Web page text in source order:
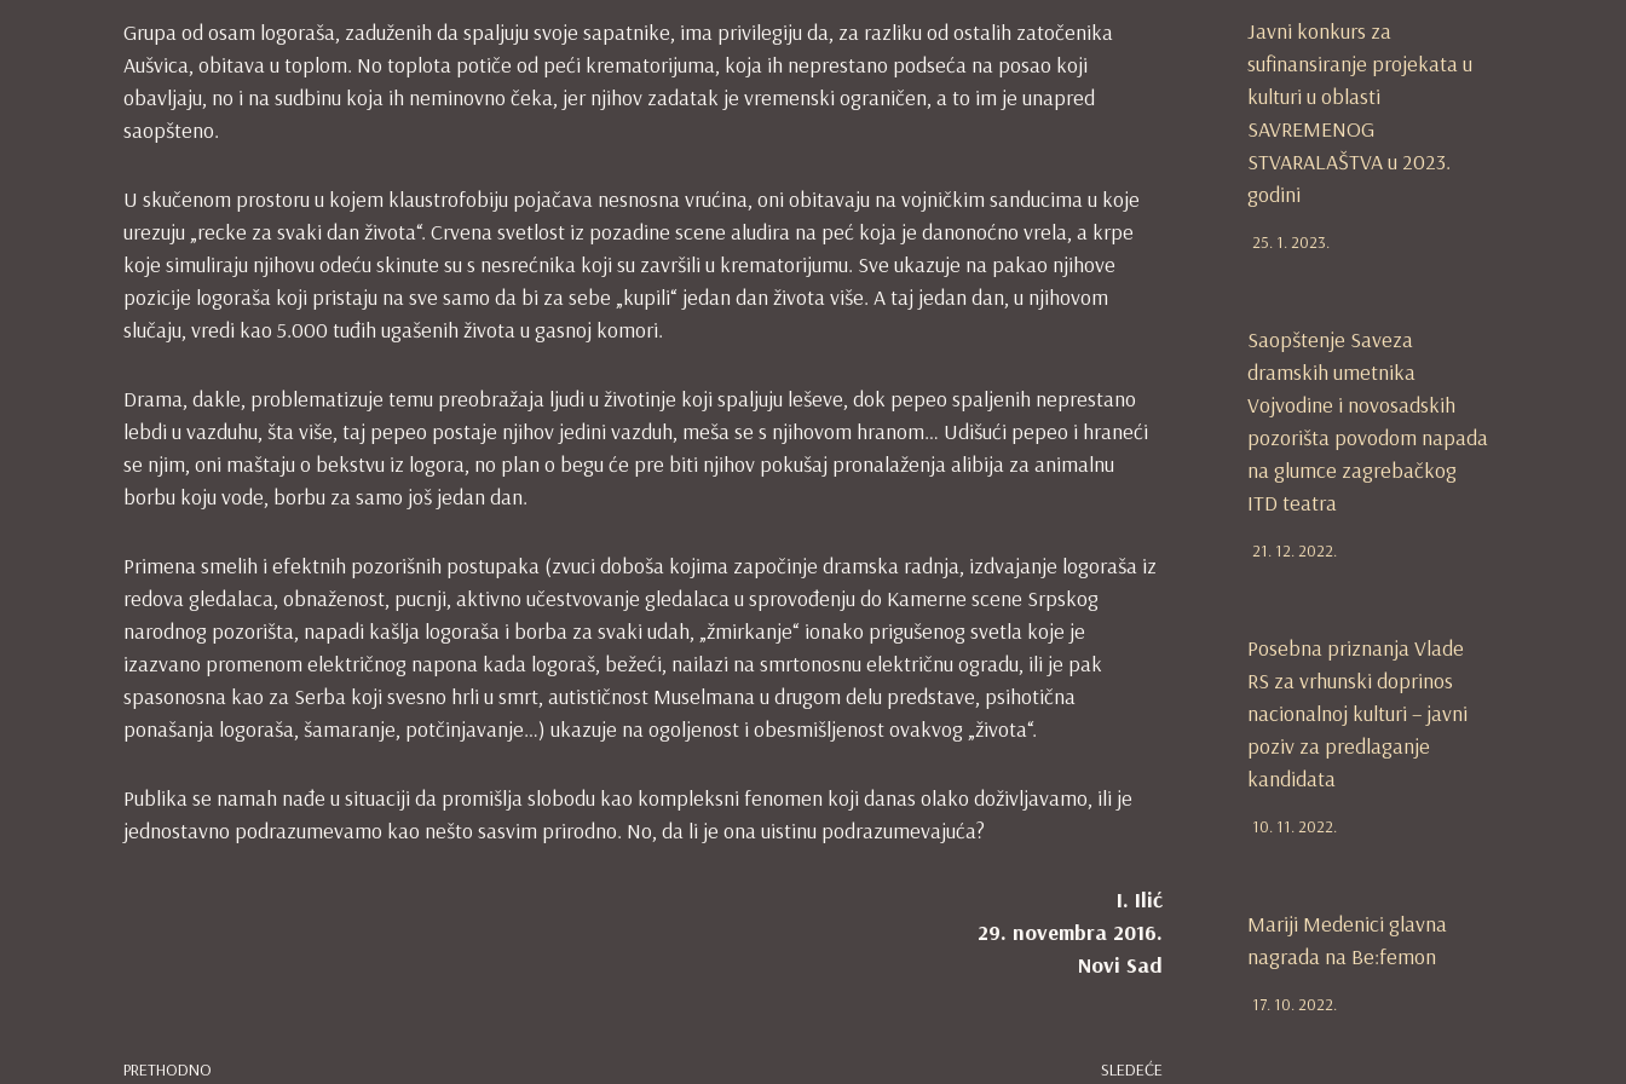
Grupa od osam logoraša, zaduženih da spaljuju svoje sapatnike, ima privilegiju da, za razliku od ostalih zatočenika
Aušvica, obitava u toplom. No toplota potiče od peći krematorijuma, koja ih neprestano podseća na posao koji
obavljaju, no i na sudbinu koja ih neminovno čeka, jer njihov zadatak je vremenski ograničen, a to im je unapred
saopšteno.
U skučenom prostoru u kojem klaustrofobiju pojačava nesnosna vrućina, oni obitavaju na vojničkim sanducima u koje
urezuju „recke za svaki dan života“. Crvena svetlost iz pozadine scene aludira na peć koja je danonoćno vrela, a krpe
koje simuliraju njihovu odeću skinute su s nesrećnika koji su završili u krematorijumu. Sve ukazuje na pakao njihove
pozicije logoraša koji pristaju na sve samo da bi za sebe „kupili“ jedan dan života više. A taj jedan dan, u njihovom
slučaju, vredi kao 5.000 tuđih ugašenih života u gasnoj komori.
Drama, dakle, problematizuje temu preobražaja ljudi u životinje koji spaljuju leševe, dok pepeo spaljenih neprestano
lebdi u vazduhu, šta više, taj pepeo postaje njihov jedini vazduh, meša se s njihovom hranom… Udišući pepeo i hraneći
se njim, oni maštaju o bekstvu iz logora, no plan o begu će pre biti njihov pokušaj pronalaženja alibija za animalnu
borbu koju vode, borbu za samo još jedan dan.
Primena smelih i efektnih pozorišnih postupaka (zvuci doboša kojima započinje dramska radnja, izdvajanje logoraša iz
redova gledalaca, obnaženost, pucnji, aktivno učestvovanje gledalaca u sprovođenju do Kamerne scene Srpskog
narodnog pozorišta, napadi kašlja logoraša i borba za svaki udah, „žmirkanje“ ionako prigušenog svetla koje je
izazvano promenom električnog napona kada logoraš, bežeći, nailazi na smrtonosnu električnu ogradu, ili je pak
spasonosna kao za Serba koji svesno hrli u smrt, autističnost Muselmana u drugom delu predstave, psihotična
ponašanja logoraša, šamaranje, potčinjavanje…) ukazuje na ogoljenost i obesmišljenost ovakvog „života“.
Publika se namah nađe u situaciji da promišlja slobodu kao kompleksni fenomen koji danas olako doživljavamo, ili je
jednostavno podrazumevamo kao nešto sasvim prirodno. No, da li je ona uistinu podrazumevajuća?
I. Ilić
29. novembra 2016.
Novi Sad
PRETHODNO SLEDEĆE
Javni konkurs za
sufinansiranje projekata u
kulturi u oblasti
SAVREMENOG
STVARALAŠTVA u 2023.
godini
25. 1. 2023.
Saopštenje Saveza
dramskih umetnika
Vojvodine i novosadskih
pozorišta povodom napada
na glumce zagrebačkog
ITD teatra
21. 12. 2022.
Posebna priznanja Vlade
RS za vrhunski doprinos
nacionalnoj kulturi – javni
poziv za predlaganje
kandidata
10. 11. 2022.
Mariji Medenici glavna
nagrada na Be:femon
17. 10. 2022.